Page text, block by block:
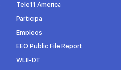
pestañapestaña
Tele11 America
Participa
Empleos
EEO Public File Report
WLII-DT